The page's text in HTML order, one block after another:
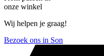
onze winkel
Wij helpen je graag!
Bezoek ons in Son